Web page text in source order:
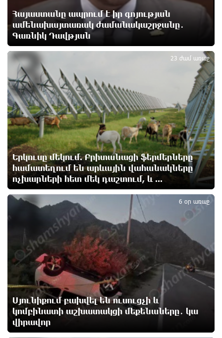
շրջանակներում
17 ժամ առաջ
Փաշինյանն ու Թրամփը հեռախոսազրույց են
ունեցել
17 ժամ առաջ
Չհանե´ս խաչդ, Հայաստան աշխարհ․ Ուժեղ
Հայաստան
17 ժամ առաջ
Սիցիլիայի օդանավակայանը փակվել է Էթնա
հրաբխի ժայթքման պատճառով
17 ժամ առաջ
Հետվճարի փոխարեն՝ արժանապատիվ և ֆիքսված
թոշակ․ ինչու է գործող համակարգը սոցիալական
անարդարության խնդիր ստեղծում. Հրայր
Կամենդատյան
17 ժամ առաջ
Երևանի Կենտրոնում փոշու պարունակությունը
գրեթե ամբողջ շաբաթ գերազանցել է թույլատրելի
սահմանը
Իրանը պատրաստ է բացել Հորմուզի նեղուցը, եթե
ԱՄՆ-ն ընդունի հանրապետության պայմանները
Հայաստանը ապրում է իր գոյության
ամենախայտառակ ժամանակաշրջանը․
Գառնիկ Դավթյան
Երկուսը մեկում. Բրիտանացի ֆերմերները
համատեղում են արևային վահանակները
ոչխարների հետ մեկ դաշտում, և ...
23 ժամ առաջ
3
Սյունիքում բախվել են ուսուցչի և
կոմբինատի աշխատակցի մեքենաները․ կա
վիրավոր
6 օր առաջ
4